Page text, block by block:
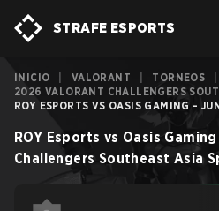
STRAFE ESPORTS
INICIO VALORANT TORNEOS
2026 VALORANT CHALLENGERS
ROY ESPORTS VS OASIS GAMING -
ROY Esports vs Oasis Gaming
Challengers Southeast Asia